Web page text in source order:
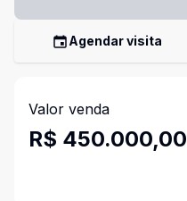
Agendar visita
Valor venda
R$ 450.000,00